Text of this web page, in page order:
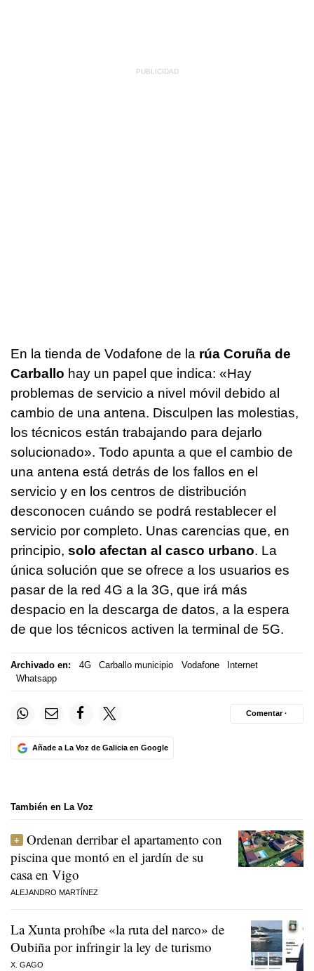
En la tienda de Vodafone de la rúa Coruña de
Carballo hay un papel que indica: «Hay
problemas de servicio a nivel móvil debido al
cambio de una antena. Disculpen las molestias,
los técnicos están trabajando para dejarlo
solucionado». Todo apunta a que el cambio de
una antena está detrás de los fallos en el
servicio y en los centros de distribución
desconocen cuándo se podrá restablecer el
servicio por completo. Unas carencias que, en
principio, solo afectan al casco urbano. La
única solución que se ofrece a los usuarios es
pasar de la red 4G a la 3G, que irá más
despacio en la descarga de datos, a la espera
de que los técnicos activen la terminal de 5G.
Archivado en: 4G Carballo municipio Vodafone
Internet
Whatsapp
Añade a La Voz de Galicia en Google
Comentar ·
También en La Voz
Ordenan derribar el apartamento con
piscina que montó en el jardín de su
casa en Vigo
ALEJANDRO MARTÍNEZ
La Xunta prohíbe «la ruta del narco» de
Oubiña por infringir la ley de turismo
X. GAGO